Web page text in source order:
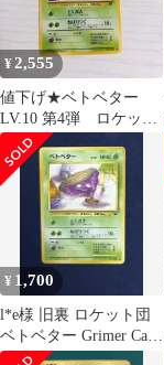
¥2,555
値下げ★ベトベター
LV.10 第4弾 ロケット
団 旧裏面 ポケモンカー
ド
¥ 1,700
l*e様 旧裏 ロケット団
ベトベター Grimer Card
Vintage